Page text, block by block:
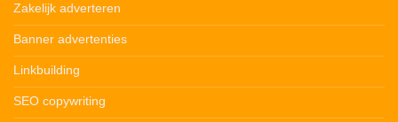
Zakelijk adverteren
Banner advertenties
Linkbuilding
SEO copywriting